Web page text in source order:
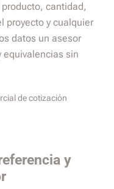
cantidad,
proyecto y cualquier
datos un asesor
sin
de cotización
y